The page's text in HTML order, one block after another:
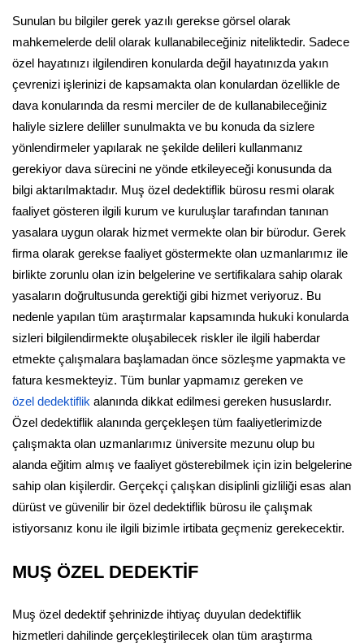
Sunulan bu bilgiler gerek yazılı gerekse görsel olarak
mahkemelerde delil olarak kullanabileceğiniz niteliktedir. Sadece
özel hayatınızı ilgilendiren konularda değil hayatınızda yakın
çevrenizi işlerinizi de kapsamakta olan konulardan özellikle de
dava konularında da resmi merciler de de kullanabileceğiniz
haliyle sizlere deliller sunulmakta ve bu konuda da sizlere
yönlendirmeler yapılarak ne şekilde delileri kullanmanız
gerekiyor dava sürecini ne yönde etkileyeceği konusunda da
bilgi aktarılmaktadır. Muş özel dedektiflik bürosu resmi olarak
faaliyet gösteren ilgili kurum ve kuruluşlar tarafından tanınan
yasalara uygun olarak hizmet vermekte olan bir bürodur. Gerek
firma olarak gerekse faaliyet göstermekte olan uzmanlarımız ile
birlikte zorunlu olan izin belgelerine ve sertifikalara sahip olarak
yasaların doğrultusunda gerektiği gibi hizmet veriyoruz. Bu
nedenle yapılan tüm araştırmalar kapsamında hukuki konularda
sizleri bilgilendirmekte oluşabilecek riskler ile ilgili haberdar
etmekte çalışmalara başlamadan önce sözleşme yapmakta ve
fatura kesmekteyiz. Tüm bunlar yapmamız gereken ve
özel dedektiflik alanında dikkat edilmesi gereken hususlardır.
Özel dedektiflik alanında gerçekleşen tüm faaliyetlerimizde
çalışmakta olan uzmanlarımız üniversite mezunu olup bu
alanda eğitim almış ve faaliyet gösterebilmek için izin belgelerine
sahip olan kişilerdir. Gerçekçi çalışkan disiplinli gizliliği esas alan
dürüst ve güvenilir bir özel dedektiflik bürosu ile çalışmak
istiyorsanız konu ile ilgili bizimle irtibata geçmeniz gerekecektir.
MUŞ ÖZEL DEDEKTİF
Muş özel dedektif şehrinizde ihtiyaç duyulan dedektiflik
hizmetleri dahilinde gerçekleştirilecek olan tüm araştırma